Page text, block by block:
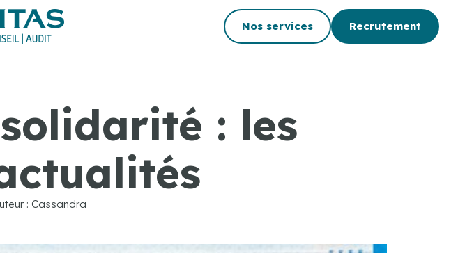
Nos services Recrutement
: les
: Cassandra